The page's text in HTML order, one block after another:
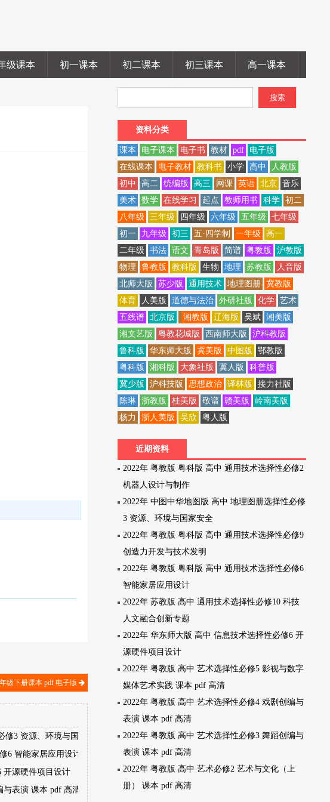
级课本 初一课本 初二课本 初三课本 高一课本
级下册课本 pdf 电子版
3 资源、环境与国家安全
6 智能家居应用设计
开源硬件项目设计
表演 课本 pdf 高清
资料分类
课本 电子课本 电子书 教材 pdf
电子版
在线课本
电子教材 教科书 小学 高中
人教版
初中
高二 统编版 高三 网课 英语 北京
音乐
美术
数学 在线学习 起点 教师用书 科学
初二
八年级
三年级 四年级 六年级 五年级
七年级
初一
九年级 初三 五·四学制 一年级
高一
二年级
书法 语文 青岛版 简谱 粤教版
沪教版
物理
鲁教版 教科版 生物 地理 苏教版
人音版
北师大版
苏少版 通用技术 地理图册
冀教版
体育
人美版 道德与法治 外研社版 化学
艺术
五线谱
北京版 湘教版 辽海版 吴斌
湘美版
湘文艺版
粤教花城版 西南师大版
沪科教版
鲁科版
华东师大版 冀美版 中图版
鄂教版
粤科版
湘科版 大象社版 冀人版
科普版
冀少版
沪科技版 思想政治 译林版
接力社版
陈琳
浙教版 桂美版 敬谱 赣美版
岭南美版
杨力
浙人美版 吴欣 粤人版
近期资料
2022年 粤教版 粤科版 高中 通用技术选择性必修2
机器人设计与制作
2022年 中图中华地图版 高中 地理图册选择性必修
3 资源、环境与国家安全
2022年 粤教版 粤科版 高中 通用技术选择性必修9
创造力开发与技术发明
2022年 粤教版 粤科版 高中 通用技术选择性必修6
智能家居应用设计
2022年 苏教版 高中 通用技术选择性必修10 科技
人文融合创新专题
2022年 华东师大版 高中 信息技术选择性必修6 开
源硬件项目设计
2022年 粤教版 高中 艺术选择性必修5 影视与数字
媒体艺术实践 课本 pdf 高清
2022年 粤教版 高中 艺术选择性必修4 戏剧创编与
表演 课本 pdf 高清
2022年 粤教版 高中 艺术选择性必修3 舞蹈创编与
表演 课本 pdf 高清
2022年 粤教版 高中 艺术必修2 艺术与文化（上
册） 课本 pdf 高清